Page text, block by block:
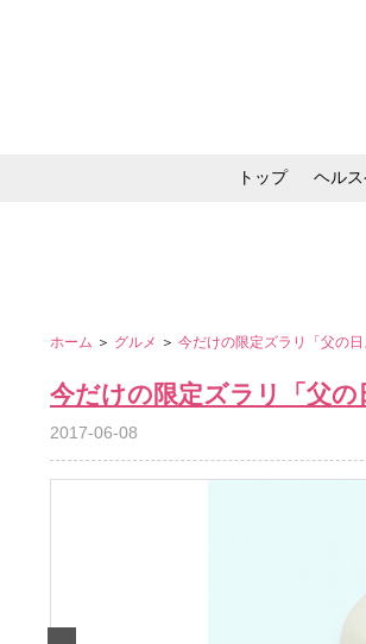
トップ ヘル
ホーム ＞ グルメ ＞ 今だけの限定ズラリ「父の
今だけの限定ズラリ「父
2017-06-08